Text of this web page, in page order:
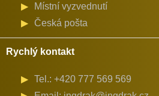
Místní vyzvednutí
Česká pošta
Rychlý kontakt
Tel.: +420 777 569 569